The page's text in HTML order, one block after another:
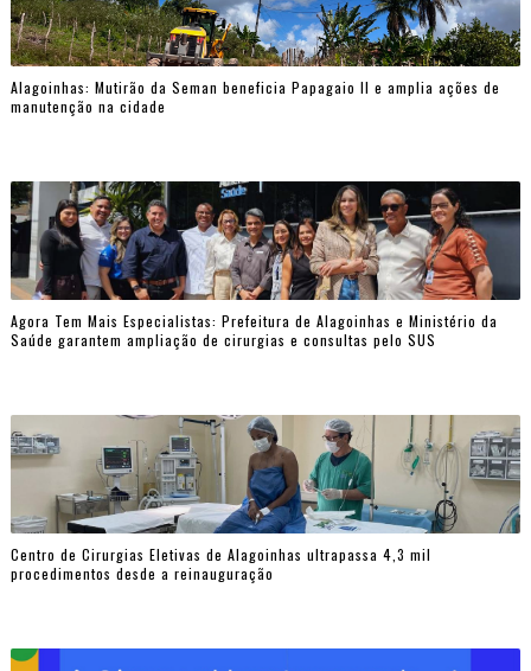
Alagoinhas: Mutirão da Seman beneficia Papagaio II e amplia ações de
manutenção na cidade
Agora Tem Mais Especialistas: Prefeitura de Alagoinhas e Ministério da
Saúde garantem ampliação de cirurgias e consultas pelo SUS
Centro de Cirurgias Eletivas de Alagoinhas ultrapassa 4,3 mil
procedimentos desde a reinauguração